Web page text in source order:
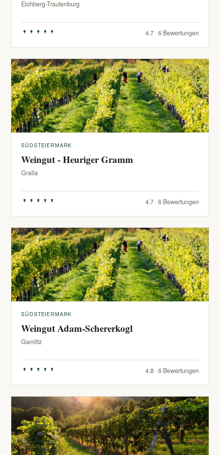
Eichberg-Trautenburg
4.7 · 6 Bewertungen
SÜDSTEIERMARK
Weingut - Heuriger Gramm
Gralla
4.7 · 6 Bewertungen
SÜDSTEIERMARK
Weingut Adam-Schererkogl
Gamlitz
4.8 · 6 Bewertungen